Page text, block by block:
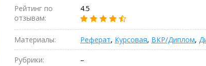
Рейтинг по
отзывам:
4.5
Материалы: Реферат, Курсовая, ВКР/Диплом,
Рубрики: –